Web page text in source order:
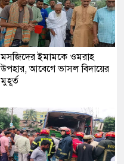
মসজিদের ইমামকে ওমরাহ
উপহার, আবেগে ভাসল বিদায়ের
মুহূর্ত